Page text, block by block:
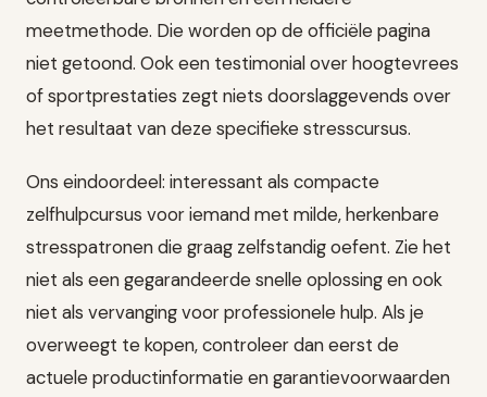
meetmethode. Die worden op de officiële pagina
niet getoond. Ook een testimonial over hoogtevrees
of sportprestaties zegt niets doorslaggevends over
het resultaat van deze specifieke stresscursus.
Ons eindoordeel: interessant als compacte
zelfhulpcursus voor iemand met milde, herkenbare
stresspatronen die graag zelfstandig oefent. Zie het
niet als een gegarandeerde snelle oplossing en ook
niet als vervanging voor professionele hulp. Als je
overweegt te kopen, controleer dan eerst de
actuele productinformatie en garantievoorwaarden